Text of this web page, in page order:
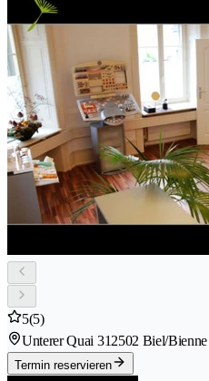
5(5)
Unterer Quai 312502 Biel/Bienne
Termin reservieren